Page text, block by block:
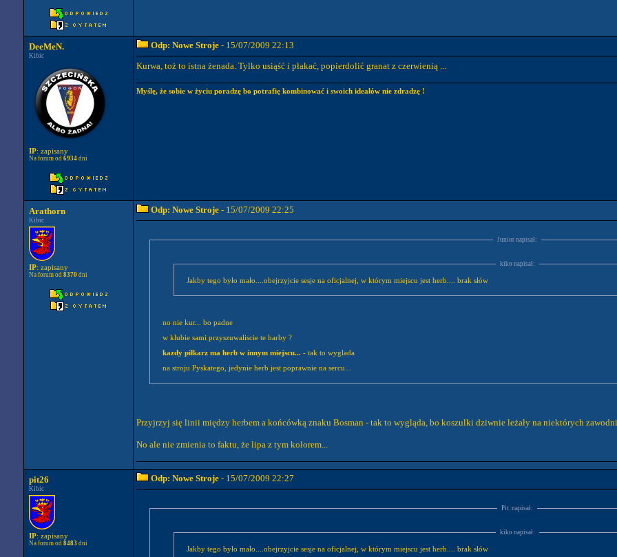
DeeMeN.
Kibic
IP: zapisany
Na forum od 6934 dni
Odp: Nowe Stroje - 15/07/2009 22:13
Kurwa, toż to istna żenada. Tylko usiąść i płakać, popierdolić granat z czerwienią ...
Myślę, że sobie w życiu poradzę bo potrafię kombinować i swoich ideałów nie zdradzę !
Arathorn
Kibic
IP: zapisany
Na forum od 8370 dni
Odp: Nowe Stroje - 15/07/2009 22:25
Junior napisał:
kiko napisał:
Jakby tego było mało....obejrzyjcie sesje na oficjalnej, w którym miejscu jest herb.... brak słów
no nie kur... bo padne
w klubie sami przyszuwaliscie te harby ?
kazdy piłkarz ma herb w innym miejscu...- tak to wyglada
na stroju Pyskatego, jedynie herb jest poprawnie na sercu...
Przyjrzyj się linii między herbem a końcówką znaku Bosman - tak to wygląda, bo koszulki dziwnie leżały na niektórych
No ale nie zmienia to faktu, że lipa z tym kolorem...
pit26
Kibic
IP: zapisany
Na forum od 8483 dni
Odp: Nowe Stroje - 15/07/2009 22:27
Pit. napisał:
kiko napisał:
Jakby tego było mało....obejrzyjcie sesje na oficjalnej, w którym miejscu jest herb.... brak słów